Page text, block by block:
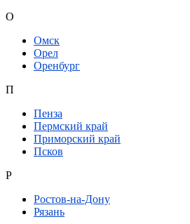
О
Омск
Орел
Оренбург
П
Пенза
Пермский край
Приморский край
Псков
Р
Ростов-на-Дону
Рязань